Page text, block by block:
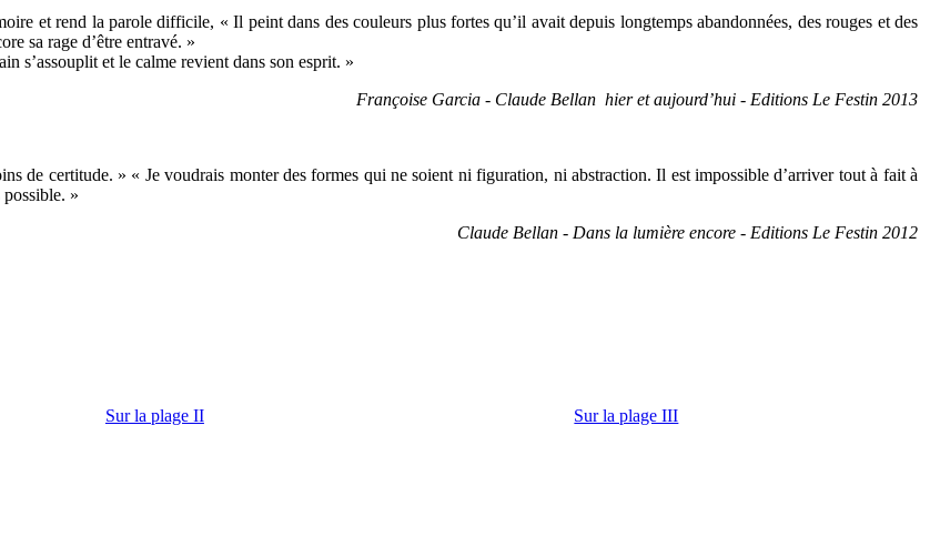
et rend la parole difficile, « Il peint dans des couleurs plus fortes qu’il avait depuis longtemps abandonnées, des rouges et des
sa rage d’être entravé. »
s’assouplit et le calme revient dans son esprit. »
Françoise Garcia - Claude Bellan hier et aujourd’hui - Editions Le Festin 2013
de certitude. » « Je voudrais monter des formes qui ne soient ni figuration, ni abstraction. Il est impossible d’arriver tout à fait à
»
Claude Bellan - Dans la lumière encore - Editions Le Festin 2012
Sur la plage II Sur la plage III